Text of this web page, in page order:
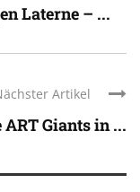
Laterne – ...
Artikel
Giants in ...